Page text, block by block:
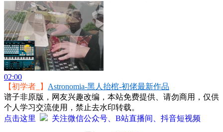
02:00
【初学者_】 Astronomia-黑人抬棺-初佬最新作品
谱子非原版，网友兴趣改编，本站免费提供、请勿商用，仅供
个人学习交流使用，禁止去水印转载。
点击这里
关注微信公众号、B站直播间、抖音短视频